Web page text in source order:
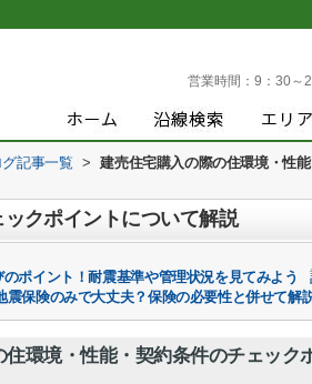
営業時間： 9：30～
記事一覧 >
建売住宅購入の際の住環境・性
クポイントについて解説
ポイント！耐震基準や管理状況を見てみよう
震保険のみで大丈夫？保険の必要性と併せて解
環境・性能・契約条件のチェック